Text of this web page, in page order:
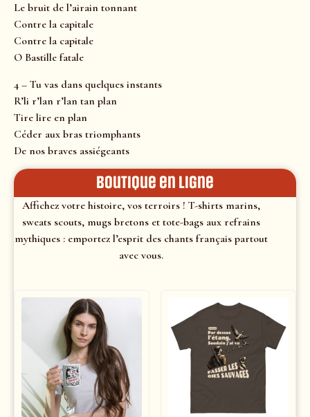
Le bruit de l’airain tonnant
Contre la capitale
Contre la capitale
O Bastille fatale
4 – Tu vas dans quelques instants
R’li r’lan r’lan tan plan
Tire lire en plan
Céder aux bras triomphants
De nos braves assiégeants
Boutique en ligne
Affichez votre histoire, vos terroirs ! T-shirts marins,
sweats scouts, mugs bretons et tote-bags aux refrains
mythiques : emportez l’esprit des chants français partout
avec vous.